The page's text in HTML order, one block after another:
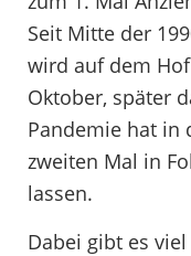
Seit Mitte der
wird auf dem
Oktober, später
Pandemie hat in
zweiten Mal in
lassen.
Dabei gibt es